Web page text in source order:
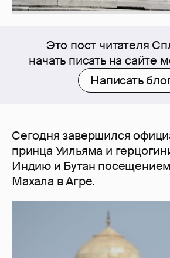
Это пост читателя
начать писать на сайте
Написать
Сегодня завершился
принца Уильямa и
Индию и Бутан
Махала в Агре.